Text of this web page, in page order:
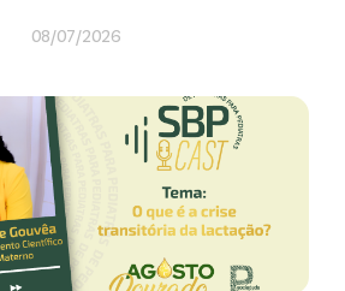
08/07/2026